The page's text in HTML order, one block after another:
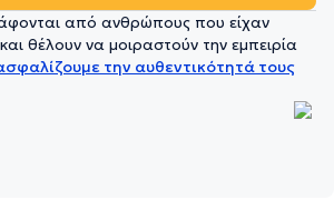
από ανθρώπους που είχαν
θέλουν να μοιραστούν την εμπειρία
την αυθεντικότητά τους